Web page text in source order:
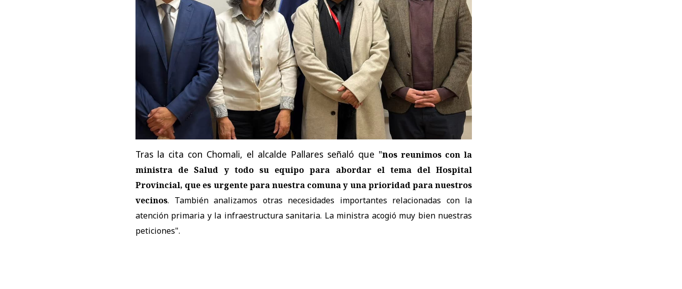
Tras la cita con Chomali, el alcalde Pallares señaló que "nos reunimos con la
ministra de Salud y todo su equipo para abordar el tema del Hospital
Provincial, que es urgente para nuestra comuna y una prioridad para nuestros
vecinos. También analizamos otras necesidades importantes relacionadas con la
atención primaria y la infraestructura sanitaria. La ministra acogió muy bien nuestras
peticiones".